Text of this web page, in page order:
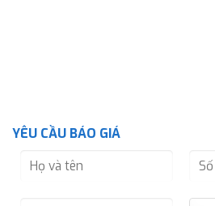
YÊU CẦU BÁO GIÁ